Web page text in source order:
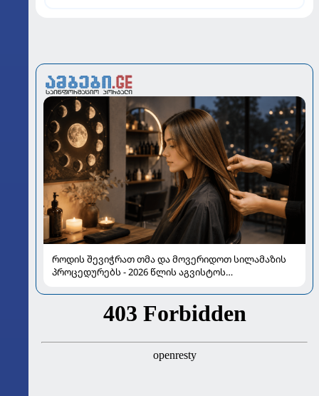
როდის შევიჭრათ თმა და მოვერიდოთ სილამაზის
პროცედურებს - 2026 წლის აგვისტოს